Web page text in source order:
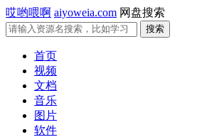
哎哟喂啊 aiyoweia.com 网盘搜索
首页
视频
文档
音乐
图片
软件